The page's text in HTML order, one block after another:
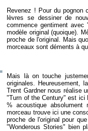
Revenez ! Pour du
lèvres se dessiner de
commence gentiment
modèle original (quoique).
proche de l'original. Mais
Mais là on touche
originales. Heureusement,
Trent Gardner nous réalise
"Turn of the Century" est ici
% acoustique absolument
morceau trouve ici une
proche de l'original pour
"Wonderous Stories" bien